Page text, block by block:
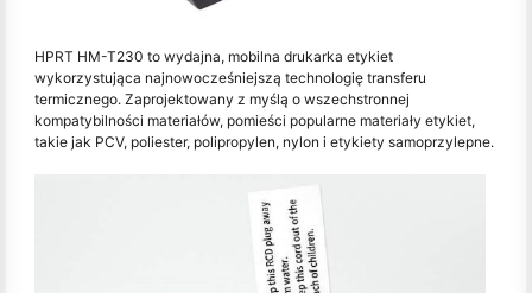
HPRT HM-T230 to wydajna, mobilna drukarka etykiet
wykorzystująca najnowocześniejszą technologię transferu
termicznego. Zaprojektowany z myślą o wszechstronnej
kompatybilności materiałów, pomieści popularne materiały etykiet,
takie jak PCV, poliester, polipropylen, nylon i etykiety samoprzylepne.